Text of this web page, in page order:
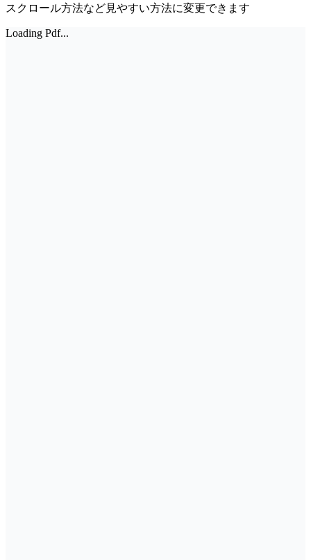
スクロール方法など見やすい方法に変更できます
Loading Pdf...